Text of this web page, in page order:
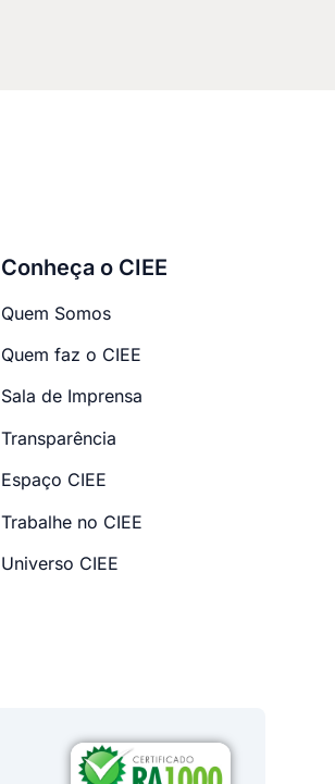
Conheça o CIEE
Quem Somos
Quem faz o CIEE
Sala de Imprensa
Transparência
Espaço CIEE
Trabalhe no CIEE
Universo CIEE